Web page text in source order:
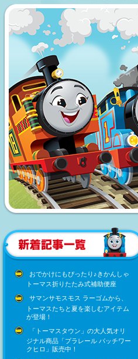
おでかけにもぴったり♪きかんしゃ
トーマス折りたたみ式補助便座
サマンサモスモス ラーゴムから、
トーマスたちと夏を楽しむアイテム
が登場！
「トーマスタウン」の大人気オリ
ジナル商品「プラレール パッチワー
クヒロ」販売中！